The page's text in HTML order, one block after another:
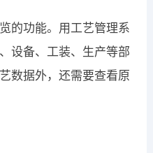
的功能。用工艺管理系
设备、工装、生产等部
数据外，还需要查看原